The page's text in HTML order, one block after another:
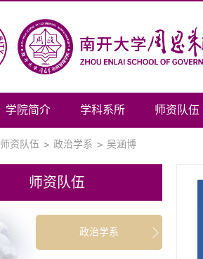
学院简介 学科系所 师资队伍
师资队伍 > 政治学系 > 吴涵博
师资队伍
政治学系